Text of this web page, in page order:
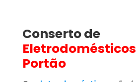
Conserto de
Eletrodomésticos
Portão